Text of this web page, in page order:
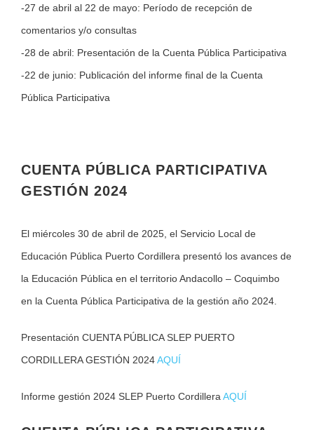
-27 de abril al 22 de mayo: Período de recepción de
comentarios y/o consultas
-28 de abril: Presentación de la Cuenta Pública Participativa
-22 de junio: Publicación del informe final de la Cuenta
Pública Participativa
CUENTA PÚBLICA PARTICIPATIVA
GESTIÓN 2024
El miércoles 30 de abril de 2025, el Servicio Local de
Educación Pública Puerto Cordillera presentó los avances de
la Educación Pública en el territorio Andacollo – Coquimbo
en la Cuenta Pública Participativa de la gestión año 2024.
Presentación CUENTA PÚBLICA SLEP PUERTO
CORDILLERA GESTIÓN 2024AQUÍ
Informe gestión 2024 SLEP Puerto Cordillera AQUÍ